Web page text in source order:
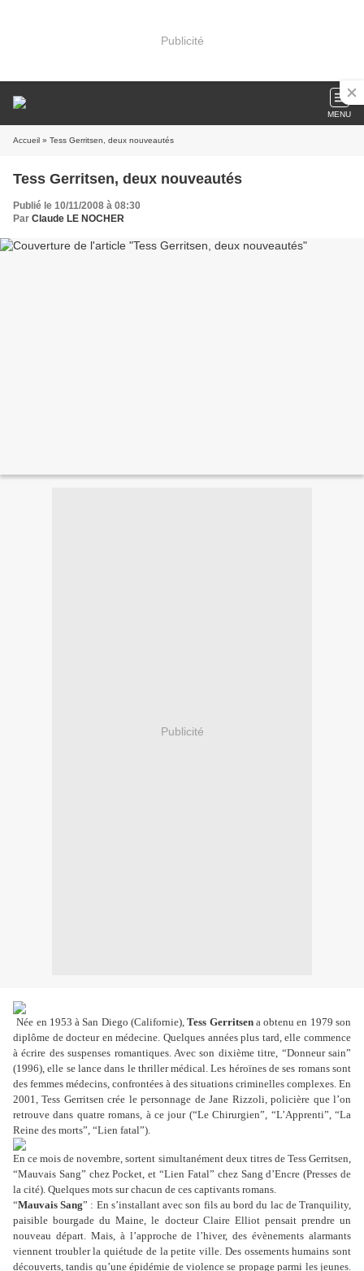
Publicité
MENU
Accueil » Tess Gerritsen, deux nouveautés
Tess Gerritsen, deux nouveautés
Publié le 10/11/2008 à 08:30
Par Claude LE NOCHER
Publicité
Née en 1953 à San Diego (Californie),Tess Gerritsena obtenu en 1979 son
diplôme de docteur en médecine. Quelques années plus tard, elle commence
à écrire des suspenses romantiques. Avec son dixième titre, “Donneur sain”
(1996), elle se lance dans le thriller médical. Les héroïnes de ses romans sont
des femmes médecins, confrontées à des situations criminelles complexes. En
2001, Tess Gerritsen crée le personnage de Jane Rizzoli, policière que l’on
retrouve dans quatre romans, à ce jour (“Le Chirurgien”, “L’Apprenti”, “La
Reine des morts”, “Lien fatal”).
En ce mois de novembre, sortent simultanément deux titres de Tess Gerritsen,
“Mauvais Sang” chez Pocket, et “Lien Fatal” chez Sang d’Encre (Presses de
la cité). Quelques mots sur chacun de ces captivants romans.
“Mauvais Sang” : En s’installant avec son fils au bord du lac de Tranquility,
paisible bourgade du Maine, le docteur Claire Elliot pensait prendre un
nouveau départ. Mais, à l’approche de l’hiver, des évènements alarmants
viennent troubler la quiétude de la petite ville. Des ossements humains sont
découverts, tandis qu’une épidémie de violence se propage parmi les jeunes.